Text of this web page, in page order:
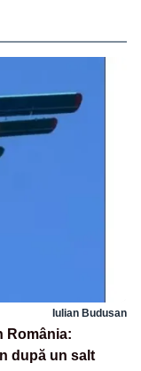
Iulian Budusan
România:
după un salt